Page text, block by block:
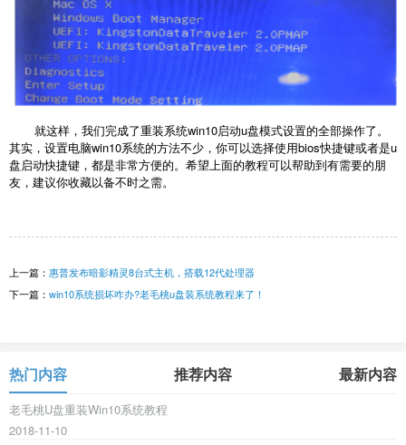
就这样，我们完成了重装系统win10启动u盘模式设置的全部操作了。
其实，设置电脑win10系统的方法不少，你可以选择使用bios快捷键或者是u
盘启动快捷键，都是非常方便的。希望上面的教程可以帮助到有需要的朋
友，建议你收藏以备不时之需。
上一篇： 惠普发布暗影精灵8台式主机，搭载12代处理器
下一篇： win10系统损坏咋办?老毛桃u盘装系统教程来了！
热门内容 推荐内容 最新内容
老毛桃U盘重装Win10系统教程
2018-11-10